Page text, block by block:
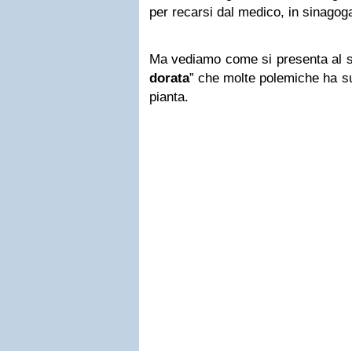
per recarsi dal medico, in
Ma vediamo come si presenta al
dorata” che molte polemiche ha
pianta.